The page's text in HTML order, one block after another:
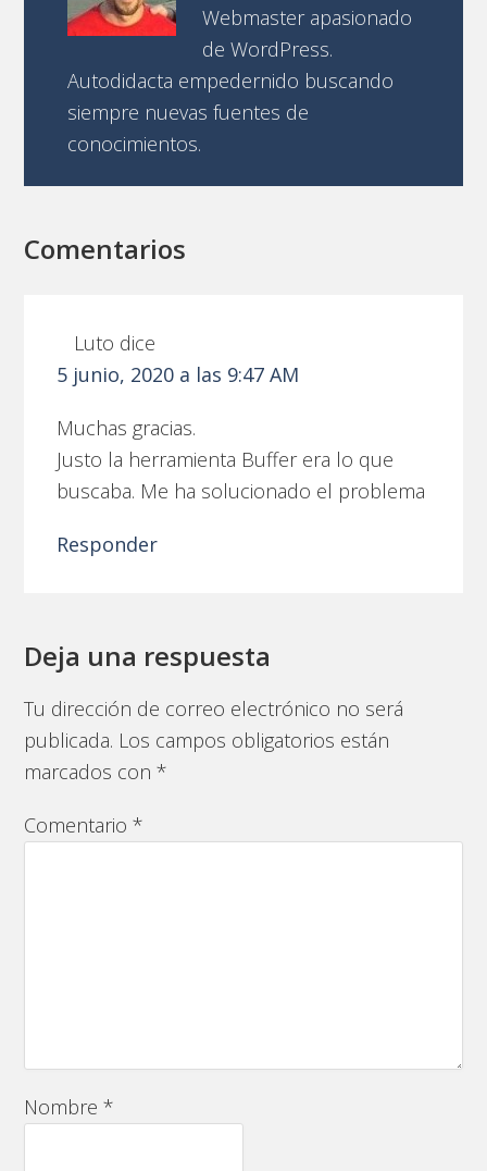
Webmaster apasionado
de WordPress.
Autodidacta empedernido buscando
siempre nuevas fuentes de
conocimientos.
Comentarios
Luto dice
5 junio, 2020 a las 9:47 AM
Muchas gracias.
Justo la herramienta Buffer era lo que
buscaba. Me ha solucionado el problema
Responder
Deja una respuesta
Tu dirección de correo electrónico no será
publicada. Los campos obligatorios están
marcados con*
Comentario*
Nombre*